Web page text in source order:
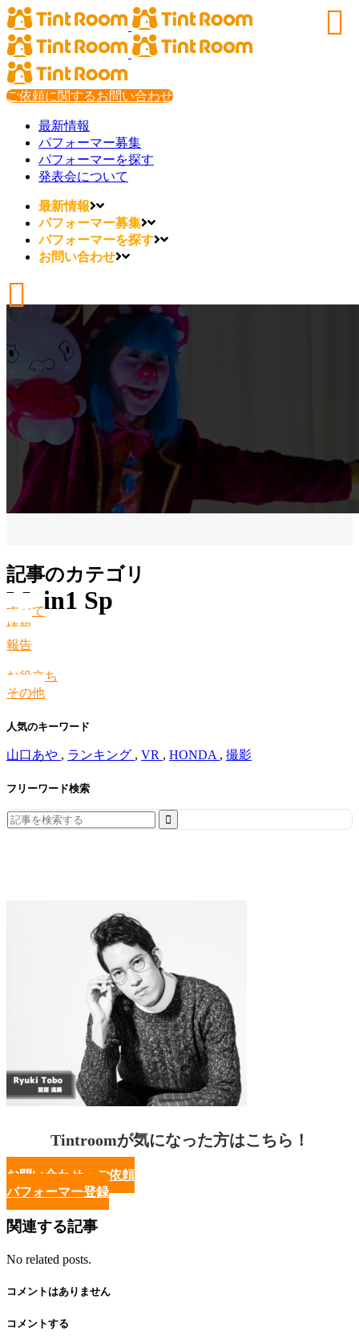
ご依頼に関するお問い合わせ
最新情報
パフォーマー募集
パフォーマーを探す
発表会について
最新情報
パフォーマー募集
パフォーマーを探す
お問い合わせ
Main1 Sp
記事のカテゴリ
すべて
情報
報告
お役立ち
その他
人気のキーワード
山口あや , ランキング , VR , HONDA , 撮影
フリーワード検索
Search
for:
Tintroomが気になった方はこちら！
お問い合わせ・ご依頼
パフォーマー登録
関連する記事
No related posts.
コメントはありません
コメントする